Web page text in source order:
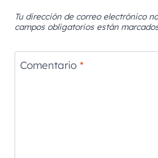
Tu dirección de correo electrónico
campos obligatorios están
Comentario *